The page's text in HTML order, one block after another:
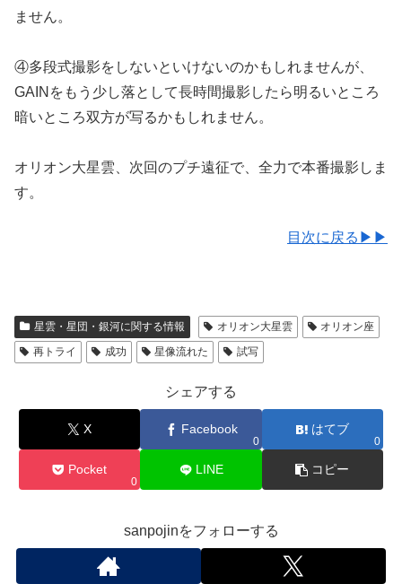
ません。
④多段式撮影をしないといけないのかもしれませんが、
GAINをもう少し落として長時間撮影したら明るいところ
暗いところ双方が写るかもしれません。
オリオン大星雲、次回のプチ遠征で、全力で本番撮影しま
す。
目次に戻る▶▶
星雲・星団・銀河に関する情報 オリオン大星雲
オリオン座
再トライ
成功 星像流れた 試写
シェアする
X Facebook
0
はてブ
0
Pocket
0
LINE コピー
sanpojinをフォローする